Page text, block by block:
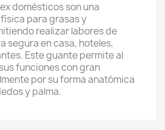
domésticos son una
para grasas y
realizar labores de
segura en casa, hoteles,
Este guante permite al
funciones con gran
por su forma anatómica
y palma.